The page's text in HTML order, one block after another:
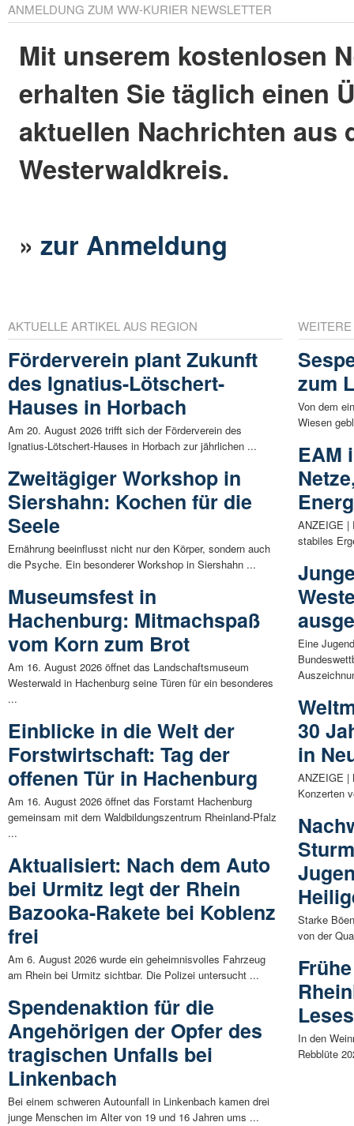
ANMELDUNG ZUM WW-KURIER NEWSLETTER
Mit unserem kostenlosen
erhalten Sie täglich einen
aktuellen Nachrichten aus
Westerwaldkreis.
»zur Anmeldung
AKTUELLE ARTIKEL AUS REGION
Förderverein plant Zukunft
des Ignatius-Lötschert-
Hauses in Horbach
Am 20. August 2026 trifft sich der Förderverein des
Ignatius-Lötschert-Hauses in Horbach zur jährlichen ...
Zweitägiger Workshop in
Siershahn: Kochen für die
Seele
Ernährung beeinflusst nicht nur den Körper, sondern auch
die Psyche. Ein besonderer Workshop in Siershahn ...
Museumsfest in
Hachenburg: Mitmachspaß
vom Korn zum Brot
Am 16. August 2026 öffnet das Landschaftsmuseum
Westerwald in Hachenburg seine Türen für ein besonderes
...
Einblicke in die Welt der
Forstwirtschaft: Tag der
offenen Tür in Hachenburg
Am 16. August 2026 öffnet das Forstamt Hachenburg
gemeinsam mit dem Waldbildungszentrum Rheinland-Pfalz
...
Aktualisiert: Nach dem Auto
bei Urmitz legt der Rhein
Bazooka-Rakete bei Koblenz
frei
Am 6. August 2026 wurde ein geheimnisvolles Fahrzeug
am Rhein bei Urmitz sichtbar. Die Polizei untersucht ...
Spendenaktion für die
Angehörigen der Opfer des
tragischen Unfalls bei
Linkenbach
Bei einem schweren Autounfall in Linkenbach kamen drei
junge Menschen im Alter von 19 und 16 Jahren ums ...
zum
Von dem
Wiesen
EAM
ANZEIGE |
stabiles
Eine
30
in
ANZEIGE |
Konzerten
Starke
von der
In den
Rebblüte